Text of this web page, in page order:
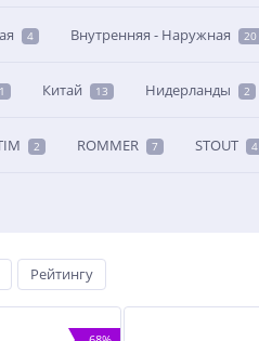
4 Внутренняя - Наружная 20
Китай 13 Нидерланды 2
2 ROMMER 7 STOUT 4
Рейтингу